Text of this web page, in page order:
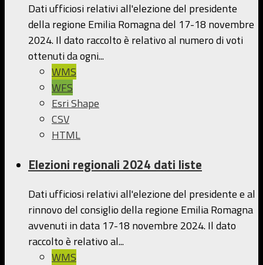
Dati ufficiosi relativi all'elezione del presidente
della regione Emilia Romagna del 17-18 novembre
2024. Il dato raccolto è relativo al numero di voti
ottenuti da ogni...
WMS
WFS
Esri Shape
CSV
HTML
Elezioni regionali 2024 dati liste
Dati ufficiosi relativi all'elezione del presidente e al
rinnovo del consiglio della regione Emilia Romagna
avvenuti in data 17-18 novembre 2024. Il dato
raccolto è relativo al...
WMS